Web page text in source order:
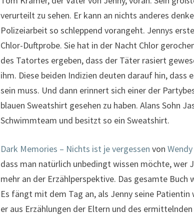
verurteilt zu sehen. Er kann an nichts anderes
Polizeiarbeit so schleppend vorangeht. Jennys
Chlor-Duftprobe. Sie hat in der Nacht Chlor
des Tatortes ergeben, dass der Täter rasiert
ihm. Diese beiden Indizien deuten darauf hin, dass
sein muss. Und dann erinnert sich einer der
blauen Sweatshirt gesehen zu haben. Alans Sohn
Schwimmteam und besitzt so ein Sweatshirt.
Dark Memories – Nichts ist je vergessen von
dass man natürlich unbedingt wissen möchte, wer
mehr an der Erzählperspektive. Das gesamte
Es fängt mit dem Tag an, als Jenny seine
er aus Erzählungen der Eltern und des